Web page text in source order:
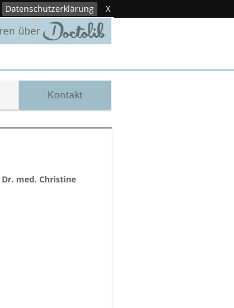
Datenschutzerklärung X
Kontakt
Dr. med. Christine